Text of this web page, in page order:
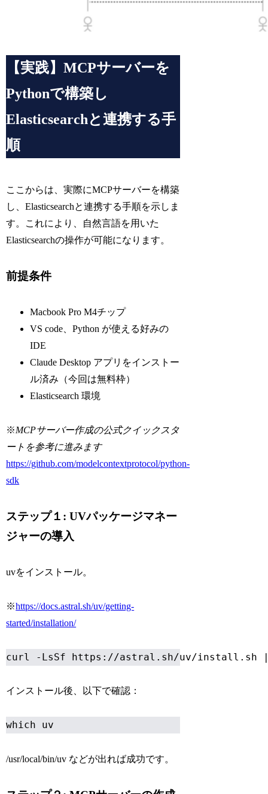
【実践】MCPサーバーを
Pythonで構築し
Elasticsearchと連携する手
順
ここからは、実際にMCPサーバーを構築
し、Elasticsearchと連携する手順を示しま
す。これにより、自然言語を用いた
Elasticsearchの操作が可能になります。
前提条件
Macbook Pro M4チップ
VS code、Python が使える好みの
IDE
Claude Desktop アプリをインストー
ル済み（今回は無料枠）
Elasticsearch 環境
※MCPサーバー作成の公式クイックスタ
ートを参考に進みます
https://github.com/modelcontextprotocol/python-
sdk
ステップ１: UVパッケージマネー
ジャーの導入
uvをインストール。
※https://docs.astral.sh/uv/getting-
started/installation/
curl -LsSf https://astral.sh/uv/install.sh
インストール後、以下で確認：
which uv
/usr/local/bin/uv などが出れば成功です。